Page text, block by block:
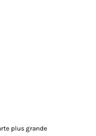
plus grande